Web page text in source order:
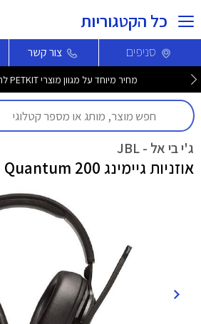
כל הקטגוריות
סניפים צור קשר
מחיר מיוחד על מגוון מוצרי PETKIT לחברי מועדון >>
ג'י בי אל - JBL
אוזניות גיימינג Quantum 200